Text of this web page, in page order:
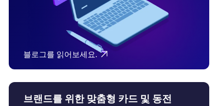
블로그를 읽어보세요.
브랜드를 위한 맞춤형 카드 및 동전